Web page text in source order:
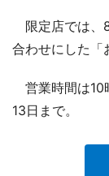
限定店では、
合わせにした「
営業時間は10
13日まで。